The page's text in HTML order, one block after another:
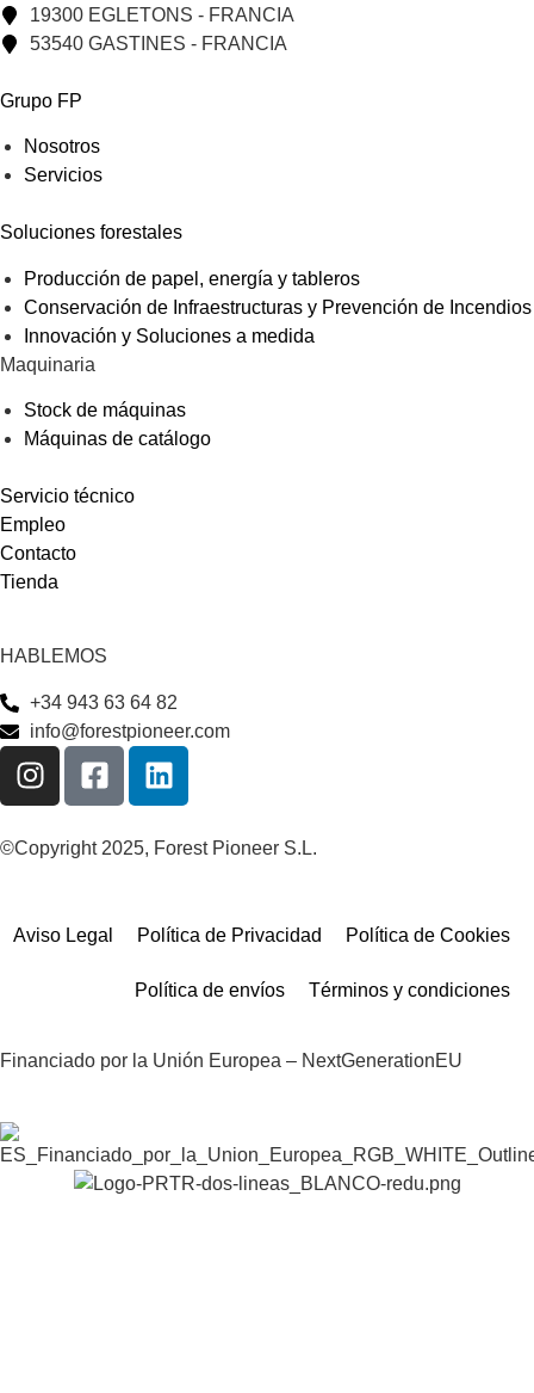
19300 EGLETONS - FRANCIA
53540 GASTINES - FRANCIA
Grupo FP
Nosotros
Servicios
Soluciones forestales
Producción de papel, energía y tableros
Conservación de Infraestructuras y Prevención de Incendios
Innovación y Soluciones a medida
Maquinaria
Stock de máquinas
Máquinas de catálogo
Servicio técnico
Empleo
Contacto
Tienda
HABLEMOS
+34 943 63 64 82
info@forestpioneer.com
©Copyright 2025, Forest Pioneer S.L.
Aviso Legal Política de Privacidad Política de Cookies
Política de envíos Términos y condiciones
Financiado por la Unión Europea – NextGenerationEU